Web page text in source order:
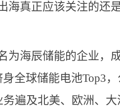
海真正应该关注的还
为海辰储能的企业，
全球储能电池Top3
务遍及北美、欧洲、